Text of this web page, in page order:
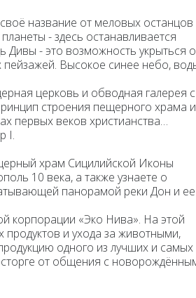
название от меловых останцов
- здесь останавливается
- это возможность укрыться
пейзажей. Высокое синее небо,
церковь и обводная галерея с
строения пещерного храма и
первых веков христианства…
I.
храм Сицилийской Иконы
10 века, а также узнаете о
панорамой реки Дон и ее
корпорации «Эко Нива». На этой
и ухода за животными,
одного из лучших и самых
от общения с